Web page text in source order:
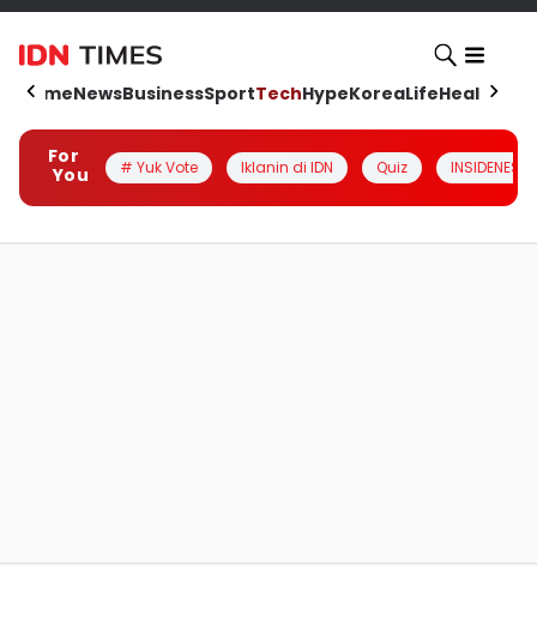
HomeNewsBusinessSportTechHypeKoreaLifeHealth
For
You
# Yuk Vote Iklanin di IDN Quiz INSIDENESIA